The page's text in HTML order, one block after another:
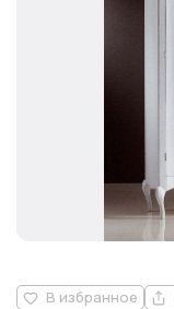
В избранное